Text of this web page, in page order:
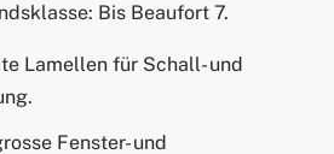
Bis Beaufort 7.
Lamellen für Schall- und
Fenster- und